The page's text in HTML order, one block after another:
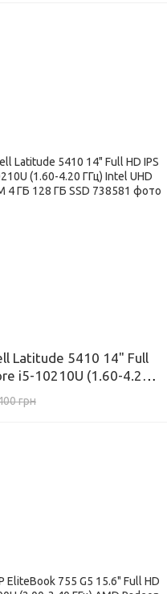
Latitude 5410 14" Full
i5-10210U (1.60-4.20
грн